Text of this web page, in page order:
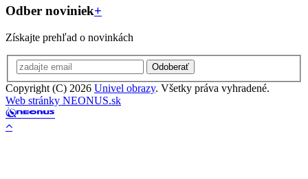
Odber noviniek+
Získajte prehľad o novinkách
Odoberať
Copyright (C) 2026 Univel obrazy. Všetky práva vyhradené.
Web stránky NEONUS.sk